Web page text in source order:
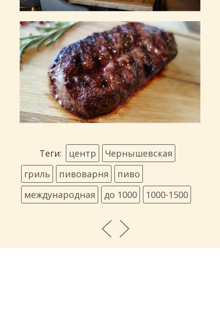
Теги: центр
Чернышевская
гриль
пивоварня
пиво
международная
до 1000 1000-1500